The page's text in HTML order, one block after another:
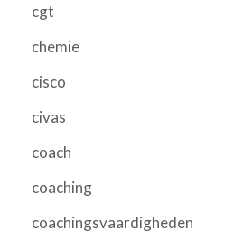
cgt
chemie
cisco
civas
coach
coaching
coachingsvaardigheden